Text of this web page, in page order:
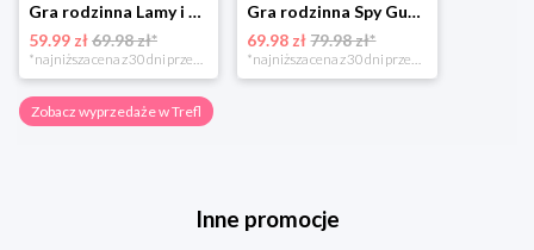
Gra rodzinna Lamy i Alpaki
59.99 zł69.98 zł*
*najniższa cena z 30 dni przed obniżką
Gra rodzinna Spy Guy Rzym
69.98 zł 79.98 zł*
*najniższa cena z 30 dni przed obniżką
Zobacz wyprzedaże w Trefl
Inne promocje